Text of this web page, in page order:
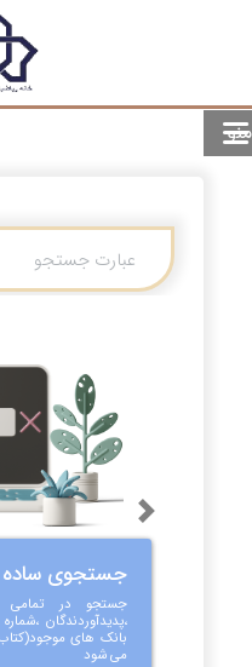
منو
جستجوی ساده
جستجو در تمامی
،پدیدآوردندگان
بانک های موجود(کتاب
می شود
Next